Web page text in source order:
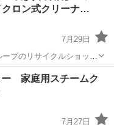
ロン式クリーナ…
7月29日
プのリサイクルショップ
す」 営業時間は平日11時
。 ★住所：滋賀県草津市
ジャングル
ー 家庭用スチームク
7月27日